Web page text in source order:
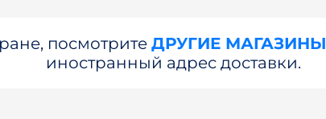
посмотрите ДРУГИЕ МАГАЗИНЫ
иностранный адрес доставки.